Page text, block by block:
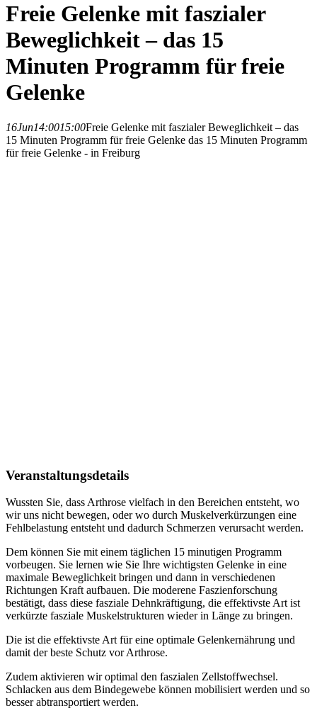
Freie Gelenke mit faszialer
Beweglichkeit – das 15
Minuten Programm für freie
Gelenke
16Jun14:0015:00Freie Gelenke mit faszialer Beweglichkeit – das
15 Minuten Programm für freie Gelenke das 15 Minuten Programm
für freie Gelenke - in Freiburg
Veranstaltungsdetails
Wussten Sie, dass Arthrose vielfach in den Bereichen entsteht, wo
wir uns nicht bewegen, oder wo durch Muskelverkürzungen eine
Fehlbelastung entsteht und dadurch Schmerzen verursacht werden.
Dem können Sie mit einem täglichen 15 minutigen Programm
vorbeugen. Sie lernen wie Sie Ihre wichtigsten Gelenke in eine
maximale Beweglichkeit bringen und dann in verschiedenen
Richtungen Kraft aufbauen. Die moderene Faszienforschung
bestätigt, dass diese fasziale Dehnkräftigung, die effektivste Art ist
verkürzte fasziale Muskelstrukturen wieder in Länge zu bringen.
Die ist die effektivste Art für eine optimale Gelenkernährung und
damit der beste Schutz vor Arthrose.
Zudem aktivieren wir optimal den faszialen Zellstoffwechsel.
Schlacken aus dem Bindegewebe können mobilisiert werden und so
besser abtransportiert werden.